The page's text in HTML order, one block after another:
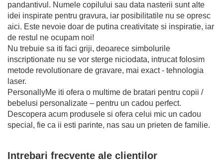
pandantivul. Numele copilului sau data nasterii sunt alte
idei inspirate pentru gravura, iar posibilitatile nu se opresc
aici. Este nevoie doar de putina creativitate si inspiratie, iar
de restul ne ocupam noi!
Nu trebuie sa iti faci griji, deoarece simbolurile
inscriptionate nu se vor sterge niciodata, intrucat folosim
metode revolutionare de gravare, mai exact - tehnologia
laser.
PersonallyMe iti ofera o multime de bratari pentru copii /
bebelusi personalizate – pentru un cadou perfect.
Descopera acum produsele si ofera celui mic un cadou
special, fie ca ii esti parinte, nas sau un prieten de familie.
Intrebari frecvente ale clientilor